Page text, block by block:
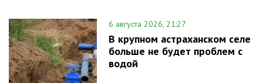
6 августа 2026, 21:27
В крупном астраханском селе
больше не будет проблем с
водой